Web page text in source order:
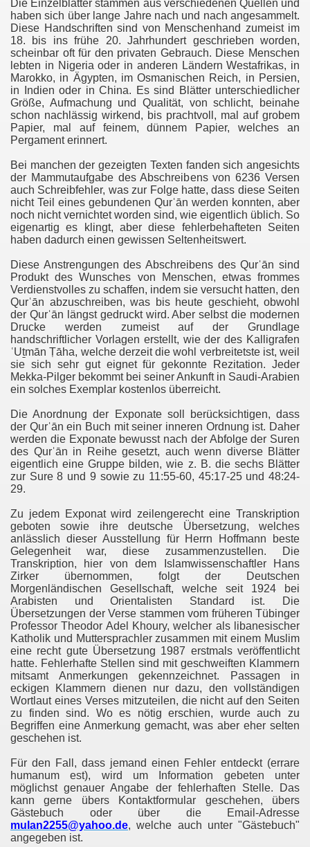
Die Einzelblätter stammen aus verschiedenen Quellen und
haben sich über lange Jahre nach und nach angesammelt.
Diese Handschriften sind von Menschenhand zumeist im
18. bis ins frühe 20. Jahrhundert geschrieben worden,
scheinbar oft für den privaten Gebrauch. Diese Menschen
lebten in Nigeria oder in anderen Ländern Westafrikas, in
Marokko, in Ägypten, im Osmanischen Reich, in Persien,
in Indien oder in China. Es sind Blätter unterschiedlicher
Größe, Aufmachung und Qualität, von schlicht, beinahe
schon nachlässig wirkend, bis prachtvoll, mal auf grobem
Papier, mal auf feinem, dünnem Papier, welches an
Pergament erinnert.
Bei manchen der gezeigten Texten fanden sich angesichts
der Mammutaufgabe des Abschreibens von 6236 Versen
auch Schreibfehler, was zur Folge hatte, dass diese Seiten
nicht Teil eines gebundenen Qurˈān werden konnten, aber
noch nicht vernichtet worden sind, wie eigentlich üblich. So
eigenartig es klingt, aber diese fehlerbehafteten Seiten
haben dadurch einen gewissen Seltenheitswert.
Diese Anstrengungen des Abschreibens des Qurˈān sind
Produkt des Wunsches von Menschen, etwas frommes
Verdienstvolles zu schaffen, indem sie versucht hatten, den
Qurˈān abzuschreiben, was bis heute geschieht, obwohl
der Qurˈān längst gedruckt wird. Aber selbst die modernen
Drucke werden zumeist auf der Grundlage
handschriftlicher Vorlagen erstellt, wie der des Kalligrafen
ʿUṯmān Ṭāha, welche derzeit die wohl verbreitetste ist, weil
sie sich sehr gut eignet für gekonnte Rezitation. Jeder
Mekka-Pilger bekommt bei seiner Ankunft in Saudi-Arabien
ein solches Exemplar kostenlos überreicht.
Die Anordnung der Exponate soll berücksichtigen, dass
der Qurˈān ein Buch mit seiner inneren Ordnung ist. Daher
werden die Exponate bewusst nach der Abfolge der Suren
des Qurˈān in Reihe gesetzt, auch wenn diverse Blätter
eigentlich eine Gruppe bilden, wie z. B. die sechs Blätter
zur Sure 8 und 9 sowie zu 11:55-60, 45:17-25 und 48:24-
29.
Zu jedem Exponat wird zeilengerecht eine Transkription
geboten sowie ihre deutsche Übersetzung, welches
anlässlich dieser Ausstellung für Herrn Hoffmann beste
Gelegenheit war, diese zusammenzustellen. Die
Transkription, hier von dem Islamwissenschaftler Hans
Zirker übernommen, folgt der Deutschen
Morgenländischen Gesellschaft, welche seit 1924 bei
Arabisten und Orientalisten Standard ist. Die
Übersetzungen der Verse stammen vom früheren Tübinger
Professor Theodor Adel Khoury, welcher als libanesischer
Katholik und Muttersprachler zusammen mit einem Muslim
eine recht gute Übersetzung 1987 erstmals veröffentlicht
hatte. Fehlerhafte Stellen sind mit geschweiften Klammern
mitsamt Anmerkungen gekennzeichnet. Passagen in
eckigen Klammern dienen nur dazu, den vollständigen
Wortlaut eines Verses mitzuteilen, die nicht auf den Seiten
zu finden sind. Wo es nötig erschien, wurde auch zu
Begriffen eine Anmerkung gemacht, was aber eher selten
geschehen ist.
Für den Fall, dass jemand einen Fehler entdeckt (errare
humanum est), wird um Information gebeten unter
möglichst genauer Angabe der fehlerhaften Stelle. Das
kann gerne übers Kontaktformular geschehen, übers
Gästebuch oder über die Email-Adresse
mulan2255@yahoo.de, welche auch unter "Gästebuch"
angegeben ist.
17-28
10-22
Verse 15-25
- 20. Sure TaHa, Vers 37
Verse 63-73
Verse 21-38
Verse 86-120
Vers 63 - 30. Sure (ar-Rum - die Byzantiner), Vers 7
Verse 22-35
52 - 31. Sure (Luqmān - der Weise), Vers 4
12-21
17-31
des Knies), Verse 17-25
des Knies), Vers 25 - 46. Sure (al-Ahqaf), Vers 4
15-26
24-29
Verse 1-22
der Sure 112